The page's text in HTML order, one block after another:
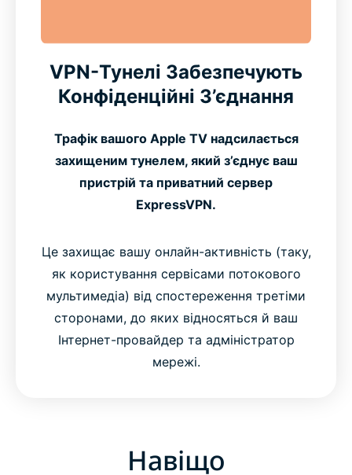
VPN-Тунелі Забезпечують
Конфіденційні З’єднання
Трафік вашого Apple TV надсилається
захищеним тунелем, який з’єднує ваш
пристрій та приватний сервер
ExpressVPN.
Це захищає вашу онлайн-активність (таку,
як користування сервісами потокового
мультимедіа) від спостереження третіми
сторонами, до яких відносяться й ваш
Інтернет-провайдер та адміністратор
мережі.
Навіщо